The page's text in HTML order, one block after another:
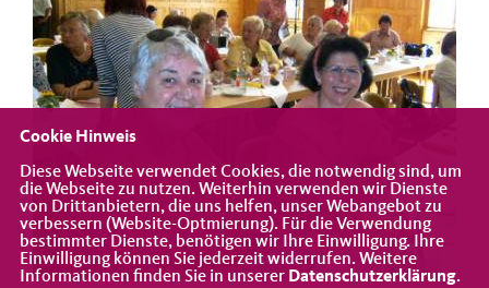
Cookie Hinweis
Diese Webseite verwendet Cookies, die notwendig sind, um
die Webseite zu nutzen. Weiterhin verwenden wir Dienste
von Drittanbietern, die uns helfen, unser Webangebot zu
verbessern (Website-Optmierung). Für die Verwendung
bestimmter Dienste, benötigen wir Ihre Einwilligung. Ihre
Einwilligung können Sie jederzeit widerrufen. Weitere
Informationen finden Sie in unserer Datenschutzerklärung.